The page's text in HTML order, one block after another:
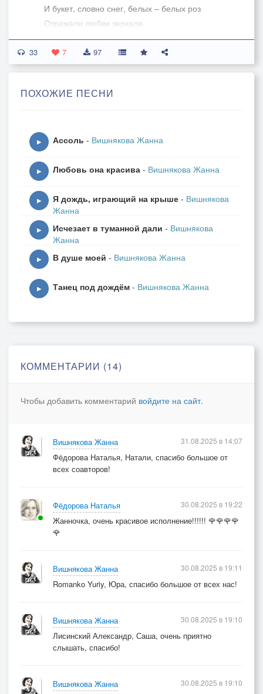
И букет, словно снег, белых – белых роз
Отражали любви зеркала.
Ты сказал, улыбнись, не грусти!
Сладко песней звучали мечты -
Мне вчера подарил его Ты…
Сладко песней звучали мечты -
Мне вчера подарил его Ты…
проигрыш...
Мне по нраву его красота, -
Ничего нет на свете милей..
Этот мир в моём сердце, в душе моей...
Ты сказал, улыбнись, не грусти!
Это мир нереальной реальности,
33 7 97
ПОХОЖИЕ ПЕСНИ
▶ Ассоль - Вишнякова Жанна
▶ Любовь она красива - Вишнякова Жанна
▶ Я дождь, играющий на крыше - Вишнякова
Жанна
▶ Исчезает в туманной дали - Вишнякова
Жанна
▶ В душе моей - Вишнякова Жанна
▶ Танец под дождём - Вишнякова Жанна
КОММЕНТАРИИ (14)
Чтобы добавить комментарий войдите на сайт.
Вишнякова Жанна
Фёдорова Наталья, Натали, спасибо большое от
всех соавторов!
31.08.2025 в 14:07
Фёдорова Наталья
Жанночка, очень красивое исполнение!!!!!! 🌹🌹🌹🌹
🌹
30.08.2025 в 19:22
Вишнякова Жанна
Romanko Yuriy, Юра, спасибо большое от всех нас!
30.08.2025 в 19:11
Вишнякова Жанна
Лисинский Александр, Саша, очень приятно
слышать, спасибо!
30.08.2025 в 19:10
Вишнякова Жанна
30.08.2025 в 19:10